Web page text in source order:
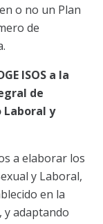
o no un Plan
de
ISOS a la
de
Laboral y
a elaborar los
y Laboral,
en la
y adaptando